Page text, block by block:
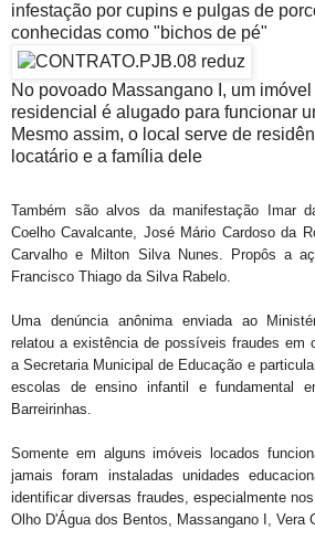
infestação por cupins e pulgas de
conhecidas como "bichos de pé"
No povoado Massangano I, um imóvel
residencial é alugado para funcionar
Mesmo assim, o local serve de
locatário e a família dele
Também são alvos da manifestação Imar
Coelho Cavalcante, José Mário Cardoso da
Carvalho e Milton Silva Nunes. Propôs a
Francisco Thiago da Silva Rabelo.
Uma denúncia anônima enviada ao
relatou a existência de possíveis fraudes em
a Secretaria Municipal de Educação e
escolas de ensino infantil e fundamental
Barreirinhas.
Somente em alguns imóveis locados
jamais foram instaladas unidades
identificar diversas fraudes, especialmente
Olho D'Água dos Bentos, Massangano I, Vera